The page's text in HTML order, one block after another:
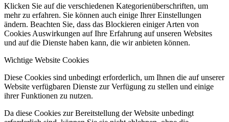
Klicken Sie auf die verschiedenen Kategorienüberschriften, um
mehr zu erfahren. Sie können auch einige Ihrer Einstellungen
ändern. Beachten Sie, dass das Blockieren einiger Arten von
Cookies Auswirkungen auf Ihre Erfahrung auf unseren Websites
und auf die Dienste haben kann, die wir anbieten können.
Wichtige Website Cookies
Diese Cookies sind unbedingt erforderlich, um Ihnen die auf unserer
Website verfügbaren Dienste zur Verfügung zu stellen und einige
ihrer Funktionen zu nutzen.
Da diese Cookies zur Bereitstellung der Website unbedingt